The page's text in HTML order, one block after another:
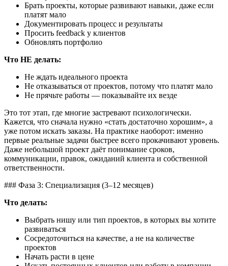
Брать проекты, которые развивают навыки, даже если
платят мало
Документировать процесс и результаты
Просить feedback у клиентов
Обновлять портфолио
Что НЕ делать:
Не ждать идеального проекта
Не отказываться от проектов, потому что платят мало
Не прячьте работы — показывайте их везде
Это тот этап, где многие застревают психологически.
Кажется, что сначала нужно «стать достаточно хорошим», а
уже потом искать заказы. На практике наоборот: именно
первые реальные задачи быстрее всего прокачивают уровень.
Даже небольшой проект даёт понимание сроков,
коммуникации, правок, ожиданий клиента и собственной
ответственности.
### Фаза 3: Специализация (3–12 месяцев)
Что делать:
Выбрать нишу или тип проектов, в которых вы хотите
развиваться
Сосредоточиться на качестве, а не на количестве
проектов
Начать расти в цене